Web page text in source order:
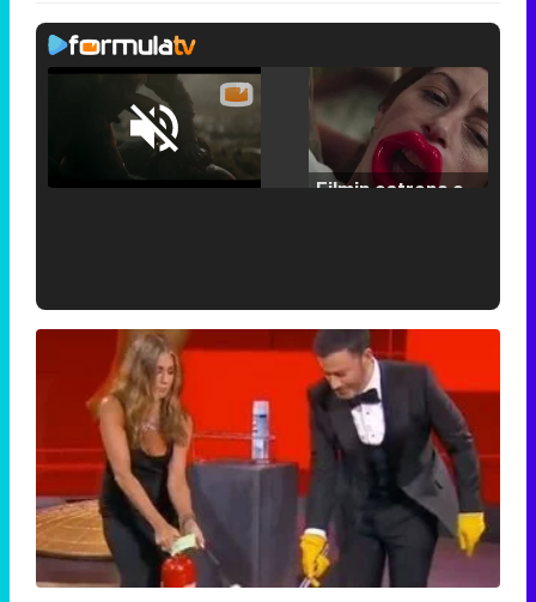
Unmute /
Loaded:
25.30%
'120 Minutos' celebra sus 2.000 programas en Telemadrid con un vídeo del día a día en la redacción
Tráiler de '33 días', la nueva serie de Atresplayer con Julián Villagrán y José Manuel Poga